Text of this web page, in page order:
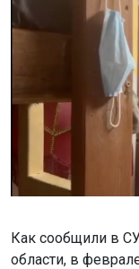
Как сообщили в
области, в